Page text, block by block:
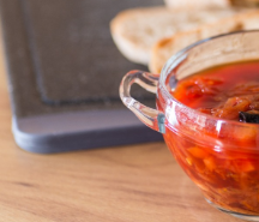
Баклажаны с овощами
ПРАВОСЛАВИЕ ЕДА